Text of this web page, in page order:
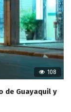
108
de Guayaquil y